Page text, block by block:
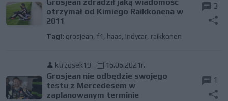
otrzymał od Kimiego Raikkonena w
2011
Tagi: grosjean f1 haas indycar raikkonen
3
ktrzosek19 16.06.2021r.
Grosjean nie odbędzie swojego
testu z Mercedesem w
zaplanowanym terminie
1